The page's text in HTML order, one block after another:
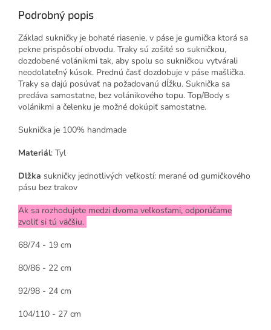
Podrobný popis
Základ sukničky je bohaté riasenie, v páse je gumička ktorá sa
pekne prispôsobí obvodu. Traky sú zošité so sukničkou,
dozdobené volánikmi tak, aby spolu so sukničkou vytvárali
neodolateľný kúsok. Prednú časť dozdobuje v páse mašlička.
Traky sa dajú posúvať na požadovanú dĺžku. Suknička sa
predáva samostatne, bez volánikového topu. Top/Body s
volánikmi a čelenku je možné dokúpiť samostatne.
Suknička je 100% handmade
Materiál: Tyl
Dlžka sukničky jednotlivých veľkostí: merané od gumičkového
pásu bez trakov
Ak sa rozhodujete medzi dvoma veľkosťami, odporúčame
zvoliť si tú väčšiu.
68/74 - 19 cm
80/86 - 22 cm
92/98 - 24 cm
104/110 - 27 cm